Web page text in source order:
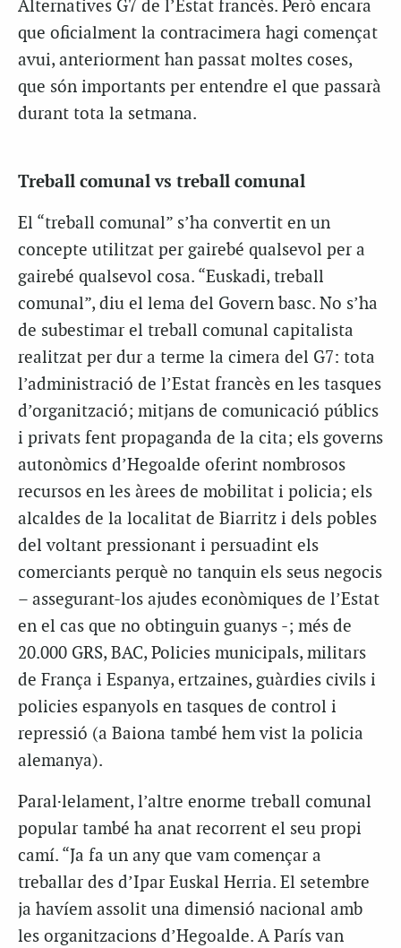
Alternatives G7 de l’Estat francès. Però encara
que oficialment la contracimera hagi començat
avui, anteriorment han passat moltes coses,
que són importants per entendre el que passarà
durant tota la setmana.
Treball comunal vs treball comunal
El “treball comunal” s’ha convertit en un
concepte utilitzat per gairebé qualsevol per a
gairebé qualsevol cosa. “Euskadi, treball
comunal”, diu el lema del Govern basc. No s’ha
de subestimar el treball comunal capitalista
realitzat per dur a terme la cimera del G7: tota
l’administració de l’Estat francès en les tasques
d’organització; mitjans de comunicació públics
i privats fent propaganda de la cita; els governs
autonòmics d’Hegoalde oferint nombrosos
recursos en les àrees de mobilitat i policia; els
alcaldes de la localitat de Biarritz i dels pobles
del voltant pressionant i persuadint els
comerciants perquè no tanquin els seus negocis
– assegurant-los ajudes econòmiques de l’Estat
en el cas que no obtinguin guanys -; més de
20.000 GRS, BAC, Policies municipals, militars
de França i Espanya, ertzaines, guàrdies civils i
policies espanyols en tasques de control i
repressió (a Baiona també hem vist la policia
alemanya).
Paral·lelament, l’altre enorme treball comunal
popular també ha anat recorrent el seu propi
camí. “Ja fa un any que vam començar a
treballar des d’Ipar Euskal Herria. El setembre
ja havíem assolit una dimensió nacional amb
les organitzacions d’Hegoalde. A París van